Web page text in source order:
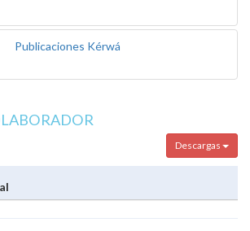
Publicaciones Kérwá
Descargas